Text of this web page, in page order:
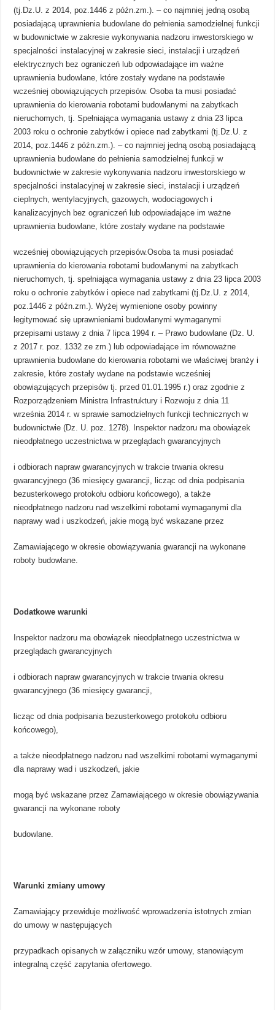
(tj.Dz.U. z 2014, poz.1446 z późn.zm.). – co najmniej jedną osobą
posiadającą uprawnienia budowlane do pełnienia samodzielnej funkcji
w budownictwie w zakresie wykonywania nadzoru inwestorskiego w
specjalności instalacyjnej w zakresie sieci, instalacji i urządzeń
elektrycznych bez ograniczeń lub odpowiadające im ważne
uprawnienia budowlane, które zostały wydane na podstawie
wcześniej obowiązujących przepisów. Osoba ta musi posiadać
uprawnienia do kierowania robotami budowlanymi na zabytkach
nieruchomych, tj. Spełniająca wymagania ustawy z dnia 23 lipca
2003 roku o ochronie zabytków i opiece nad zabytkami (tj.Dz.U. z
2014, poz.1446 z późn.zm.). – co najmniej jedną osobą posiadającą
uprawnienia budowlane do pełnienia samodzielnej funkcji w
budownictwie w zakresie wykonywania nadzoru inwestorskiego w
specjalności instalacyjnej w zakresie sieci, instalacji i urządzeń
cieplnych, wentylacyjnych, gazowych, wodociągowych i
kanalizacyjnych bez ograniczeń lub odpowiadające im ważne
uprawnienia budowlane, które zostały wydane na podstawie
wcześniej obowiązujących przepisów.Osoba ta musi posiadać
uprawnienia do kierowania robotami budowlanymi na zabytkach
nieruchomych, tj. spełniająca wymagania ustawy z dnia 23 lipca 2003
roku o ochronie zabytków i opiece nad zabytkami (tj.Dz.U. z 2014,
poz.1446 z późn.zm.). Wyżej wymienione osoby powinny
legitymować się uprawnieniami budowlanymi wymaganymi
przepisami ustawy z dnia 7 lipca 1994 r. – Prawo budowlane (Dz. U.
z 2017 r. poz. 1332 ze zm.) lub odpowiadające im równoważne
uprawnienia budowlane do kierowania robotami we właściwej branży i
zakresie, które zostały wydane na podstawie wcześniej
obowiązujących przepisów tj. przed 01.01.1995 r.) oraz zgodnie z
Rozporządzeniem Ministra Infrastruktury i Rozwoju z dnia 11
września 2014 r. w sprawie samodzielnych funkcji technicznych w
budownictwie (Dz. U. poz. 1278). Inspektor nadzoru ma obowiązek
nieodpłatnego uczestnictwa w przeglądach gwarancyjnych
i odbiorach napraw gwarancyjnych w trakcie trwania okresu
gwarancyjnego (36 miesięcy gwarancji, licząc od dnia podpisania
bezusterkowego protokołu odbioru końcowego), a także
nieodpłatnego nadzoru nad wszelkimi robotami wymaganymi dla
naprawy wad i uszkodzeń, jakie mogą być wskazane przez
Zamawiającego w okresie obowiązywania gwarancji na wykonane
roboty budowlane.
Dodatkowe warunki
Inspektor nadzoru ma obowiązek nieodpłatnego uczestnictwa w
przeglądach gwarancyjnych
i odbiorach napraw gwarancyjnych w trakcie trwania okresu
gwarancyjnego (36 miesięcy gwarancji,
licząc od dnia podpisania bezusterkowego protokołu odbioru
końcowego),
a także nieodpłatnego nadzoru nad wszelkimi robotami wymaganymi
dla naprawy wad i uszkodzeń, jakie
mogą być wskazane przez Zamawiającego w okresie obowiązywania
gwarancji na wykonane roboty
budowlane.
Warunki zmiany umowy
Zamawiający przewiduje możliwość wprowadzenia istotnych zmian
do umowy w następujących
przypadkach opisanych w załączniku wzór umowy, stanowiącym
integralną część zapytania ofertowego.